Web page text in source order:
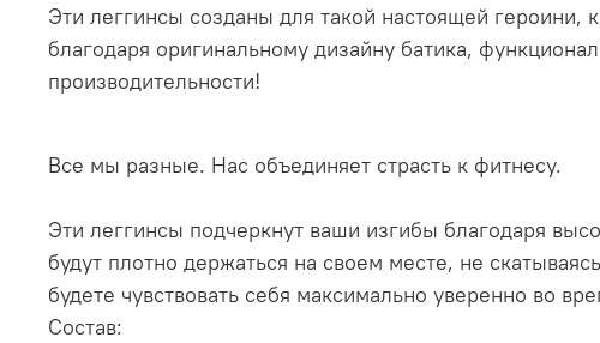
Эти леггинсы созданы для такой настоящей героини,
благодаря оригинальному дизайну батика,
производительности!
Все мы разные. Нас объединяет страсть к фитнесу.
Эти леггинсы подчеркнут ваши изгибы благодаря
будут плотно держаться на своем месте, не
будете чувствовать себя максимально уверенно во
Состав: